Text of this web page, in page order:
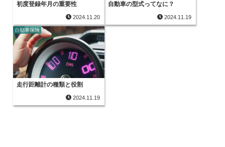
初度登録年月の重要性
2024.11.20
自動車の型式ってなに？
2024.11.19
自動車保険
走行距離計の種類と役割
2024.11.19